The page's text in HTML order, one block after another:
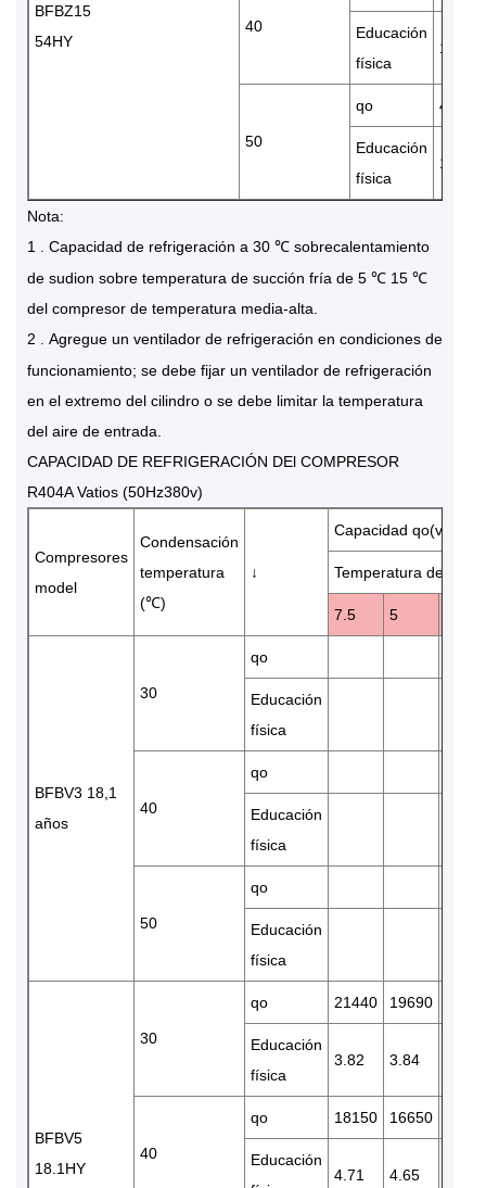
BFBZ15
54HY
40
Educación
física
14.83
50
qo 46520
Educación
física
17.05
Nota:
1
Capacidad de refrigeración a 30 ℃ sobrecalentamiento
de sudion sobre temperatura de succión fría de 5 ℃ 15 ℃
del compresor de temperatura media-alta.
2
Agregue un ventilador de refrigeración en condiciones de
funcionamiento; se debe fijar un ventilador de refrigeración
en el extremo del cilindro o se debe limitar la temperatura
del aire de entrada.
CAPACIDAD DE REFRIGERACIÓN DEl COMPRESOR
R404A Vatios (50Hz380v)
Compresores
model
Condensación
temperatura
(℃)
↓
Capacidad
Temperatura de
7.5 5
BFBV3 18,1
años
30
qo
Educación
física
40
qo
Educación
física
50
qo
Educación
física
BFBV5
18.1HY
30
qo 21440 19690
Educación
física
3.82 3.84
40
qo 18150 16650
Educación
4.71 4.65